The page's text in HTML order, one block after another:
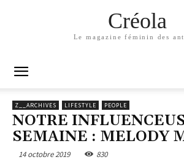
Créola
Le magazine féminin des
Z__ARCHIVES LIFESTYLE PEOPLE
NOTRE
SEMAINE : MELODY
14 octobre 2019 830